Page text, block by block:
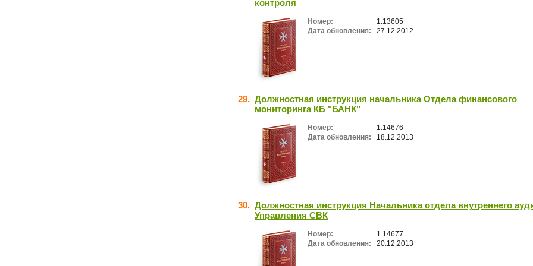
контроля
Номер:
1.13605
Дата обновления:
27.12.2012
29. Должностная инструкция начальника Отдела финансового
мониторинга КБ "БАНК"
Номер:
1.14676
Дата обновления:
18.12.2013
30. Должностная инструкция Начальника отдела внутреннего
Управления СВК
Номер:
1.14677
Дата обновления:
20.12.2013